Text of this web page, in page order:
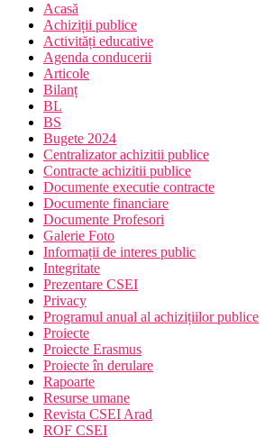
Acasă
Achiziții publice
Activități educative
Agenda conducerii
Articole
Bilanț
BL
BS
Bugete 2024
Centralizator achizitii publice
Contracte achizitii publice
Documente executie contracte
Documente financiare
Documente Profesori
Galerie Foto
Informații de interes public
Integritate
Prezentare CSEI
Privacy
Programul anual al achizițiilor publice
Proiecte
Proiecte Erasmus
Proiecte în derulare
Rapoarte
Resurse umane
Revista CSEI Arad
ROF CSEI